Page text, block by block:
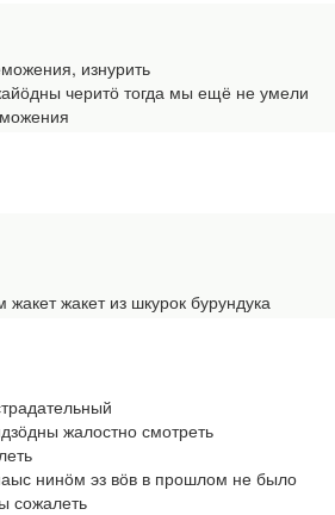
изнурить
черитӧ тогда мы ещё не умели
жакет из шкурок бурундука
жалостно смотреть
нинӧм эз вӧв в прошлом не было
сожалеть